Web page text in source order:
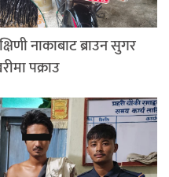
नाकाबाट ब्राउन सुगर
पक्राउ